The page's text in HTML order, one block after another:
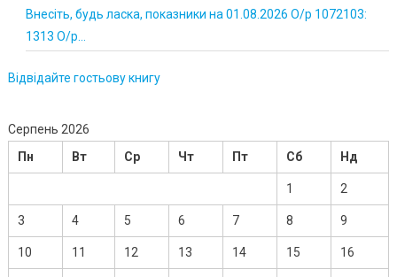
Внесіть, будь ласка, показники на 01.08.2026 О/р 1072103:
1313 О/р...
Відвідайте гостьову книгу
Серпень 2026
Пн
Вт Ср Чт Пт Сб Нд
1 2
3 4 5 6 7 8 9
10 11 12 13 14 15 16